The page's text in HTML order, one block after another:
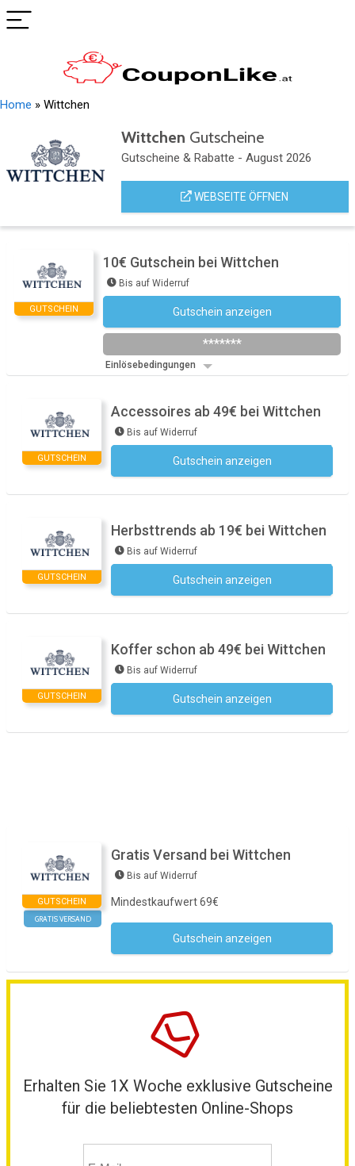
Home » Wittchen
Wittchen Gutscheine
Gutscheine & Rabatte - August 2026
WEBSEITE ÖFFNEN
GUTSCHEIN
10€ Gutschein bei Wittchen
Bis auf Widerruf
Gutschein anzeigen
*******
Einlösebedingungen
GUTSCHEIN
Accessoires ab 49€ bei Wittchen
Bis auf Widerruf
Gutschein anzeigen
GUTSCHEIN
Herbsttrends ab 19€ bei Wittchen
Bis auf Widerruf
Gutschein anzeigen
GUTSCHEIN
Koffer schon ab 49€ bei Wittchen
Bis auf Widerruf
Gutschein anzeigen
GUTSCHEIN
GRATIS VERSAND
Gratis Versand bei Wittchen
Bis auf Widerruf
Mindestkaufwert 69€
Gutschein anzeigen
Erhalten Sie 1X Woche exklusive Gutscheine
für die beliebtesten Online-Shops